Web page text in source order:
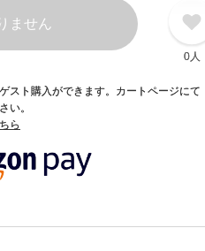
ません
0人
スト購入ができます。カートページにて
い。
ら